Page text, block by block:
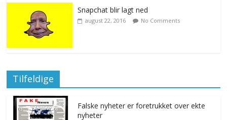
Snapchat blir lagt ned
august 22, 2016 No Comments
Tilfeldige
Falske nyheter er foretrukket over ekte
nyheter